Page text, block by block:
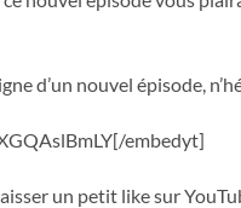
d’un nouvel épisode,
embedyt]
un petit like sur